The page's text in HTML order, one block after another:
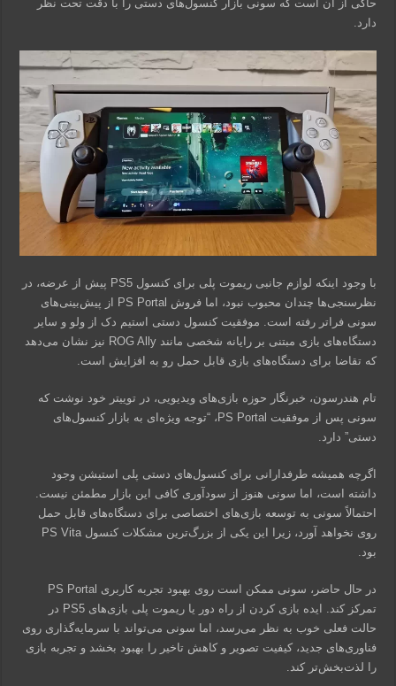
حاکی از آن است که سونی بازار کنسول‌های دستی را با دقت تحت نظر
دارد.
با وجود اینکه لوازم جانبی ریموت پلی برای کنسول PS5 پیش از عرضه، در
نظرسنجی‌ها چندان محبوب نبود، اما فروش PS Portal از پیش‌بینی‌های
سونی فراتر رفته است. موفقیت کنسول دستی استیم دک از ولو و سایر
دستگاه‌های بازی مبتنی بر رایانه شخصی مانند ROG Ally نیز نشان می‌دهد
که تقاضا برای دستگاه‌های بازی قابل حمل رو به افزایش است.
تام هندرسون، خبرنگار حوزه بازی‌های ویدیویی، در توییتر خود نوشت که
سونی پس از موفقیت PS Portal، “توجه ویژه‌ای به بازار کنسول‌های
دستی” دارد.
اگرچه همیشه طرفدارانی برای کنسول‌های دستی پلی استیشن وجود
داشته است، اما سونی هنوز از سودآوری کافی این بازار مطمئن نیست.
احتمالاً سونی به توسعه بازی‌های اختصاصی برای دستگاه‌های قابل حمل
روی نخواهد آورد، زیرا این یکی از بزرگ‌ترین مشکلات کنسول PS Vita
بود.
در حال حاضر، سونی ممکن است روی بهبود تجربه کاربری PS Portal
تمرکز کند. ایده بازی کردن از راه دور یا ریموت پلی بازی‌های PS5 در
حالت فعلی خوب به نظر می‌رسد، اما سونی می‌تواند با سرمایه‌گذاری روی
فناوری‌های جدید، کیفیت تصویر و کاهش تاخیر را بهبود بخشد و تجربه بازی
را لذت‌بخش‌تر کند.